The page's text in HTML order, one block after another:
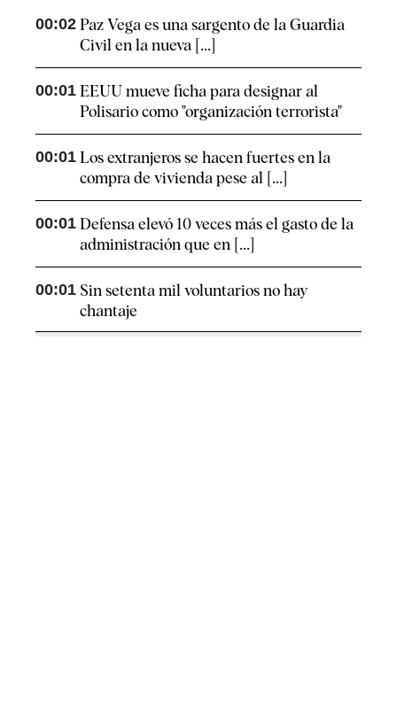
00:02 Paz Vega es una sargento de la Guardia
Civil en la nueva [...]
00:01 EEUU mueve ficha para designar al
Polisario como "organización terrorista"
00:01 Los extranjeros se hacen fuertes en la
compra de vivienda pese al [...]
00:01 Defensa elevó 10 veces más el gasto de la
administración que en [...]
00:01 Sin setenta mil voluntarios no hay
chantaje